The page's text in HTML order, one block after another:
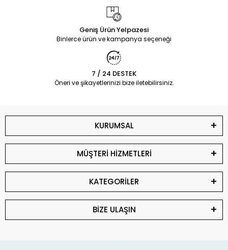
Geniş Ürün Yelpazesi
Binlerce ürün ve kampanya seçeneği
7 / 24 DESTEK
Öneri ve şikayetlerinizi bize iletebilirsiniz.
KURUMSAL
MÜŞTERİ HİZMETLERİ
KATEGORİLER
BİZE ULAŞIN